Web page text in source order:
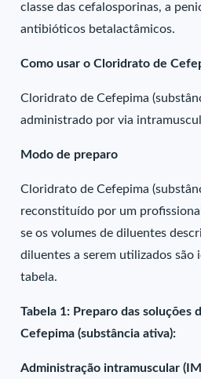
classe das cefalosporinas, a
antibióticos betalactâmicos.
Como usar o Cloridrato de
Cloridrato de Cefepima
administrado por via
Modo de preparo
Cloridrato de Cefepima
reconstituído por um
se os volumes de diluentes
diluentes a serem utilizados são
tabela.
Tabela 1: Preparo das soluções
Cefepima (substância ativa):
Administração intramuscular